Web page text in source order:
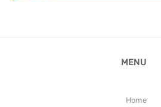
MENU
Home